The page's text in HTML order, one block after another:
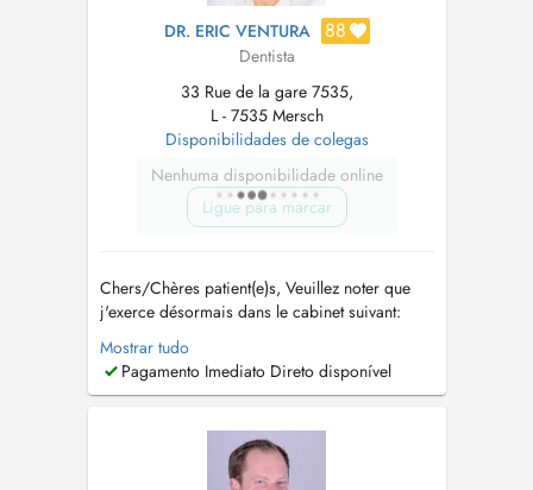
DR. ERIC VENTURA 88
Dentista
33 Rue de la gare 7535,
L - 7535 Mersch
Disponibilidades de colegas
Nenhuma disponibilidade online
Ligue para marcar
Chers/Chères patient(e)s, Veuillez noter que
j'exerce désormais dans le cabinet suivant:
Cabinet medico dentaire de Mersch (lundi,
mercredi, jeudi et vendredi) 33, rue de la Gare
L-7535 MERSCH tél: 26 32 00 84 Traitements
Réhabilitations prot...
Mostrar tudo
Pagamento Imediato Direto disponível